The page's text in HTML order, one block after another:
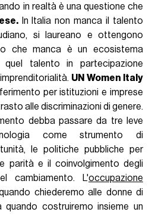
in realtà è una questione che
In Italia non manca il talento
si laureano e ottengono
che manca è un ecosistema
talento in partecipazione
UN Women Italy
per istituzioni e imprese
alle discriminazioni di genere.
debba passare da tre leve
come strumento di
le politiche pubbliche per
parità e il coinvolgimento degli
cambiamento. L'occupazione
chiederemo alle donne di
costruiremo insieme un